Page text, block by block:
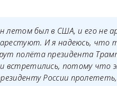
летом был в США, и его не
И я надеюсь, что
полёта президента
встретились, потому что
России